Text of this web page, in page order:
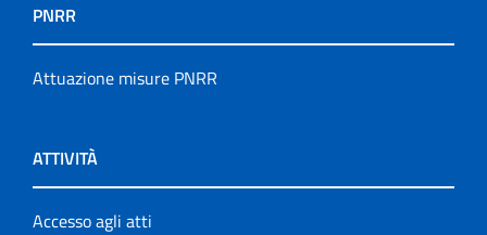
PNRR
Attuazione misure PNRR
ATTIVITÀ
Accesso agli atti